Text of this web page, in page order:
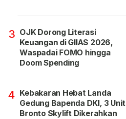
3 OJK Dorong Literasi
Keuangan di GIIAS 2026,
Waspadai FOMO hingga
Doom Spending
4 Kebakaran Hebat Landa
Gedung Bapenda DKI, 3 Unit
Bronto Skylift Dikerahkan